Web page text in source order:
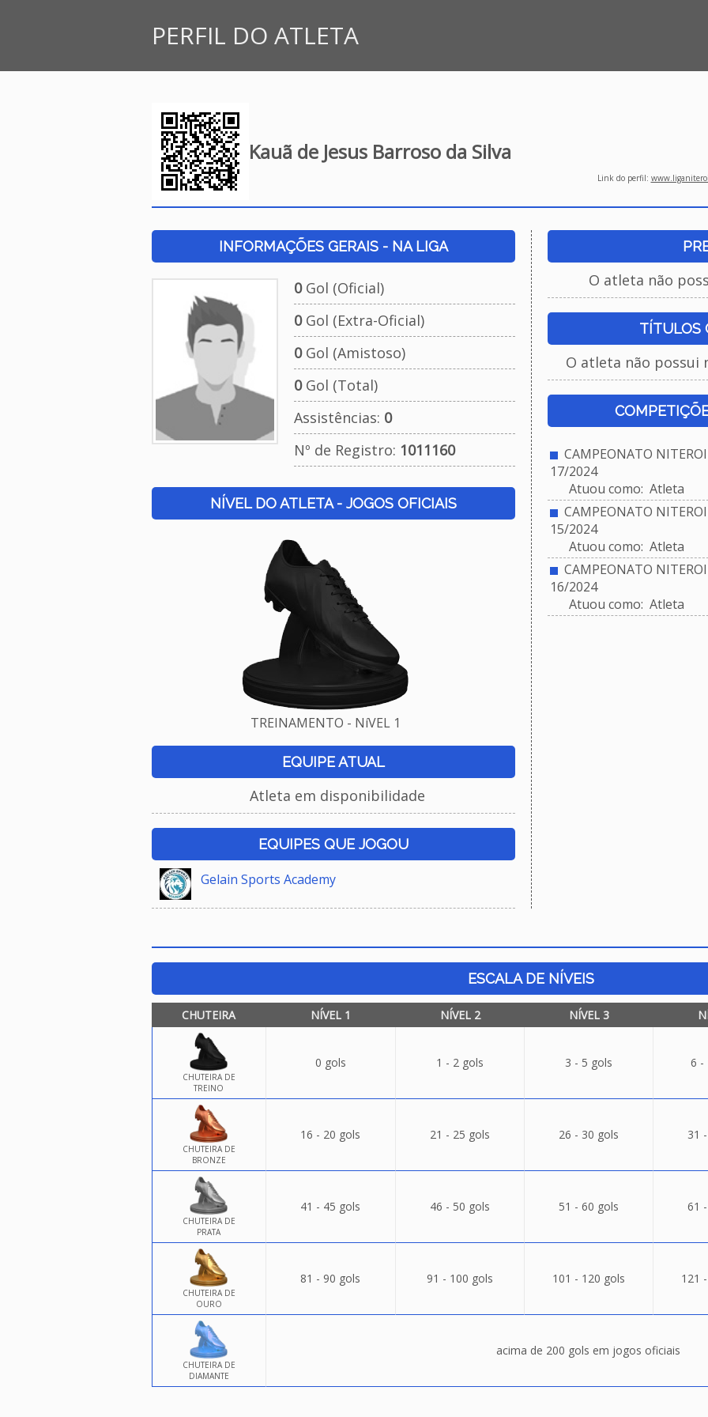
PERFIL DO ATLETA
Kauã de Jesus Barroso da Silva
Link do perfil:
INFORMAÇÕES GERAIS - NA LIGA
0Gol (Oficial)
0Gol (Extra-Oficial)
0Gol (Amistoso)
0Gol (Total)
Assistências: 0
Nº de Registro: 1011160
NÍVEL DO ATLETA - JOGOS OFICIAIS
TREINAMENTO - NíVEL 1
EQUIPE ATUAL
Atleta em disponibilidade
EQUIPES QUE JOGOU
Gelain Sports Academy
O atleta não
TÍTULOS
O atleta não possui
CAMPEONATO
17/2024
Atuou como: Atleta
CAMPEONATO
15/2024
Atuou como: Atleta
CAMPEONATO
16/2024
Atuou como: Atleta
ESCALA DE NÍVEIS
CHUTEIRA NÍVEL 1 NÍVEL 2 NÍVEL 3
CHUTEIRA DE
TREINO
0 gols 1 - 2 gols 3 - 5 gols 6 -
CHUTEIRA DE
BRONZE
16 - 20 gols 21 - 25 gols 26 - 30 gols 31
CHUTEIRA DE
PRATA
41 - 45 gols 46 - 50 gols 51 - 60 gols 61
CHUTEIRA DE
OURO
81 - 90 gols 91 - 100 gols 101 - 120 gols 121
CHUTEIRA DE
DIAMANTE
acima de 200 gols em jogos oficiais